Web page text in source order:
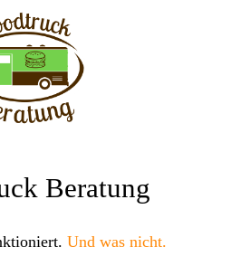
Beratung
Und was nicht.